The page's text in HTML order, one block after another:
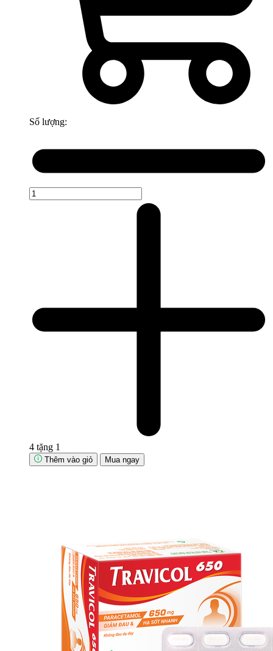
Số lượng:
4 tặng 1
Thêm vào giỏ Mua ngay